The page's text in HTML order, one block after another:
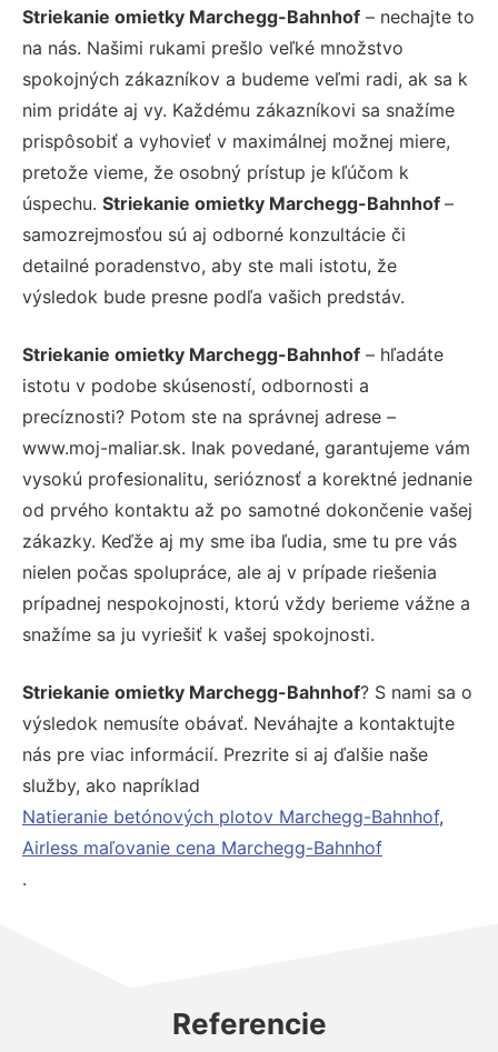
Striekanie omietky Marchegg-Bahnhof – nechajte to
na nás. Našimi rukami prešlo veľké množstvo
spokojných zákazníkov a budeme veľmi radi, ak sa k
nim pridáte aj vy. Každému zákazníkovi sa snažíme
prispôsobiť a vyhovieť v maximálnej možnej miere,
pretože vieme, že osobný prístup je kľúčom k
úspechu. Striekanie omietky Marchegg-Bahnhof –
samozrejmosťou sú aj odborné konzultácie či
detailné poradenstvo, aby ste mali istotu, že
výsledok bude presne podľa vašich predstáv.
Striekanie omietky Marchegg-Bahnhof – hľadáte
istotu v podobe skúseností, odbornosti a
precíznosti? Potom ste na správnej adrese –
www.moj-maliar.sk. Inak povedané, garantujeme vám
vysokú profesionalitu, serióznosť a korektné jednanie
od prvého kontaktu až po samotné dokončenie vašej
zákazky. Keďže aj my sme iba ľudia, sme tu pre vás
nielen počas spolupráce, ale aj v prípade riešenia
prípadnej nespokojnosti, ktorú vždy berieme vážne a
snažíme sa ju vyriešiť k vašej spokojnosti.
Striekanie omietky Marchegg-Bahnhof? S nami sa o
výsledok nemusíte obávať. Neváhajte a kontaktujte
nás pre viac informácií. Prezrite si aj ďalšie naše
služby, ako napríklad
Natieranie betónových plotov Marchegg-Bahnhof,
Airless maľovanie cena Marchegg-Bahnhof
.
Referencie